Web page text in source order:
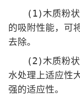
(1)木质粉状活
的吸附性能，可
去除。
(2)木质粉状活
水处理上适应性
强的适应性。